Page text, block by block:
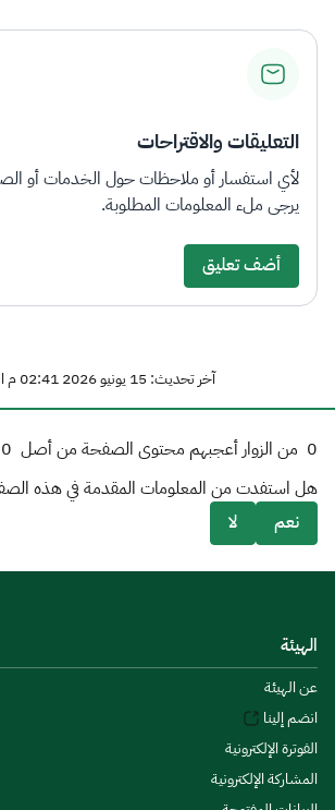
التعليقات والاقتراحات
لأي استفسار أو ملاحظات حول الخدمات أو
يرجى ملء المعلومات المطلوبة.
أضف تعليق
آخر تحديث: 15 يونيو 2026 02:41 م المملكة العربية السعودية
0 من الزوار أعجبهم محتوى الصفحة من أصل 0
هل استفدت من المعلومات المقدمة في هذه
نعم
لا
الهيئة
عن الهيئة
انضم إلينا
الفوترة الإلكترونية
المشاركة الإلكترونية